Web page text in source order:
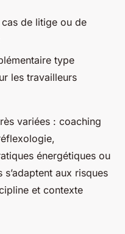
de litige ou de
type
les travailleurs
variées : coaching
énergétiques ou
aux risques
et contexte